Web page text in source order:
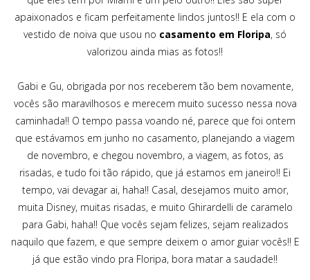
apaixonados e ficam perfeitamente lindos juntos!! E ela com o
vestido de noiva que usou no casamento em Floripa, só
valorizou ainda mias as fotos!!
Gabi e Gu, obrigada por nos receberem tão bem novamente,
vocês são maravilhosos e merecem muito sucesso nessa nova
caminhada!! O tempo passa voando né, parece que foi ontem
que estávamos em junho no casamento, planejando a viagem
de novembro, e chegou novembro, a viagem, as fotos, as
risadas, e tudo foi tão rápido, que já estamos em janeiro!! Ei
tempo, vai devagar ai, haha!! Casal, desejamos muito amor,
muita Disney, muitas risadas, e muito Ghirardelli de caramelo
para Gabi, haha!! Que vocês sejam felizes, sejam realizados
naquilo que fazem, e que sempre deixem o amor guiar vocês!! E
já que estão vindo pra Floripa, bora matar a saudade!!